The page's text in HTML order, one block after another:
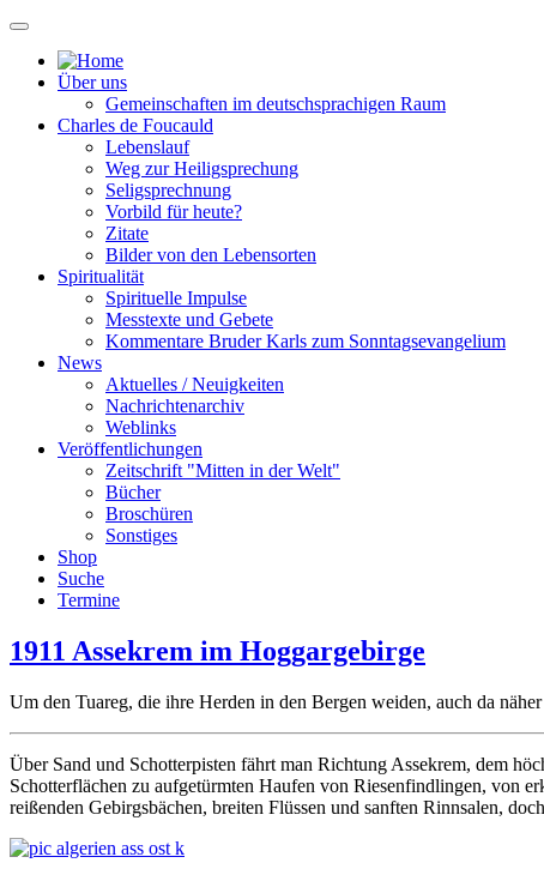
Über uns
Gemeinschaften im deutschsprachigen Raum
Charles de Foucauld
Lebenslauf
Weg zur Heiligsprechung
Seligsprechnung
Vorbild für heute?
Zitate
Bilder von den Lebensorten
Spiritualität
Spirituelle Impulse
Messtexte und Gebete
Kommentare Bruder Karls zum Sonntagsevangelium
News
Aktuelles / Neuigkeiten
Nachrichtenarchiv
Weblinks
Veröffentlichungen
Zeitschrift "Mitten in der Welt"
Bücher
Broschüren
Sonstiges
Shop
Suche
Termine
1911 Assekrem im Hoggargebirge
Um den Tuareg, die ihre Herden in den Bergen weiden, auch da
Über Sand und Schotterpisten fährt man Richtung Assekrem, dem
Schotterflächen zu aufgetürmten Haufen von Riesenfindlingen, von
reißenden Gebirgsbächen, breiten Flüssen und sanften Rinnsalen,